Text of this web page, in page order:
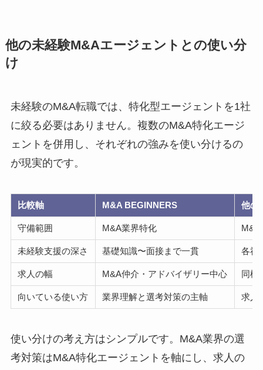
他の未経験M&Aエージェントとの使い分
け
未経験のM&A転職では、特化型エージェントを1社
に絞る必要はありません。複数のM&A特化エージ
ェントを併用し、それぞれの強みを使い分けるの
が現実的です。
比較軸 M&A BEGINNERS 他の
守備範囲 M&A業界特化 M&A
未経験支援の深さ 基礎知識〜面接まで一貫 各社
求人の幅 M&A仲介・アドバイザリー中心 同様
向いている使い方 業界理解と選考対策の主軸 求人
使い分けの考え方はシンプルです。M&A業界の選
考対策はM&A特化エージェントを軸にし、求人の